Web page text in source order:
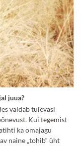
juua?
valdab tulevasi
Kui tegemist
ka omajagu
naine „tohib“ üht